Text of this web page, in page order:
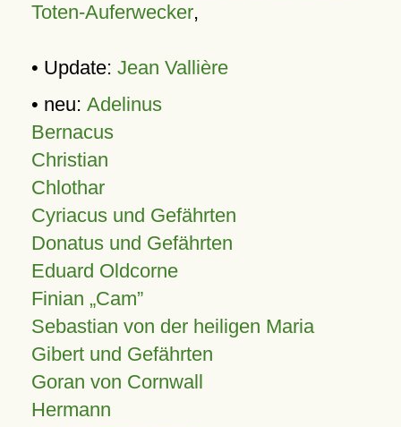
Toten-Auferwecker,
• Update: Jean Vallière
• neu: Adelinus
Bernacus
Christian
Chlothar
Cyriacus und Gefährten
Donatus und Gefährten
Eduard Oldcorne
Finian Cam
Sebastian von der heiligen Maria
Gibert und Gefährten
Goran von Cornwall
Hermann